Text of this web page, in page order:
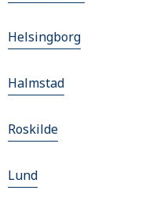
Helsingborg
Halmstad
Roskilde
Lund